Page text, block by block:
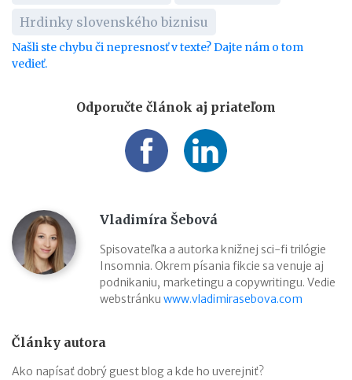
Hrdinky slovenského biznisu
Našli ste chybu či nepresnosť v texte? Dajte nám o tom
vedieť.
Odporučte článok aj priateľom
Vladimíra Šebová
Spisovateľka a autorka knižnej sci-fi trilógie
Insomnia. Okrem písania fikcie sa venuje aj
podnikaniu, marketingu a copywritingu. Vedie
webstránku www.vladimirasebova.com
Články autora
Ako napísať dobrý guest blog a kde ho uverejniť?